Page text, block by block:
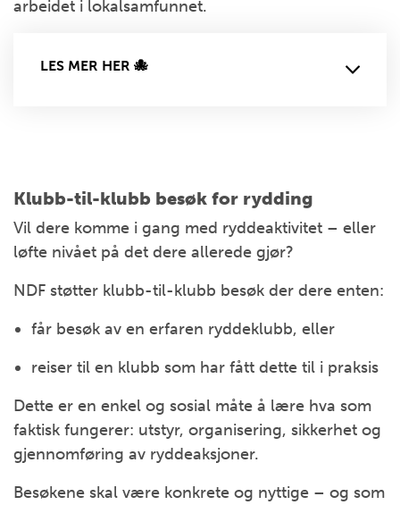
arbeidet i lokalsamfunnet.
LES MER HER 🐙
Klubb-til-klubb besøk for rydding
Vil dere komme i gang med ryddeaktivitet – eller
løfte nivået på det dere allerede gjør?
NDF støtter klubb-til-klubb besøk der dere enten:
får besøk av en erfaren ryddeklubb, eller
reiser til en klubb som har fått dette til i praksis
Dette er en enkel og sosial måte å lære hva som
faktisk fungerer: utstyr, organisering, sikkerhet og
gjennomføring av ryddeaksjoner.
Besøkene skal være konkrete og nyttige – og som